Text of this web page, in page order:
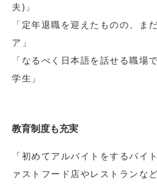
夫)」
「定年退職を迎えたものの、ま
ア」
「なるべく日本語を話せる職場
学生」
教育制度も充実
「初めてアルバイトをするバイ
ァストフード店やレストランな